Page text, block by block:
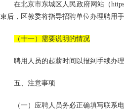
在北京市东城区人民政府网站（
束后，区教委将指导招聘单位办理聘用
（十一）需要说明的情况
聘用人员的起薪时间以报到手续办
五、注意事项
（一）应聘人员务必正确填写联系